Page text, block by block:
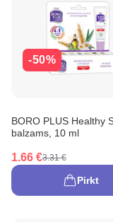
-50%
BORO PLUS Healthy
balzams, 10 ml
1.66 €3.31 €
Pirkt